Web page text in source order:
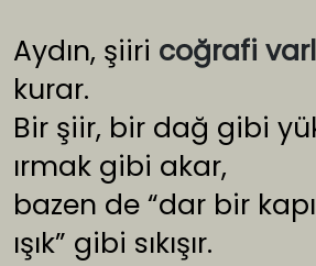
Aydın, şiiri coğrafi
kurar.
Bir şiir, bir dağ gibi
ırmak gibi akar,
bazen de “dar bir
ışık” gibi sıkışır.